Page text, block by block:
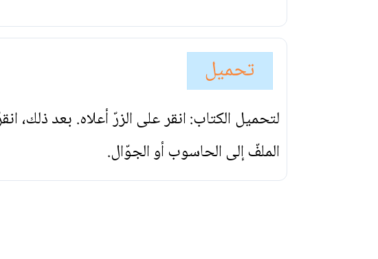
تحميل
لتحميل الكتاب: انقر على الزرّ أعلاه. بعد
الملفّ إلى الحاسوب أو الجوّال.